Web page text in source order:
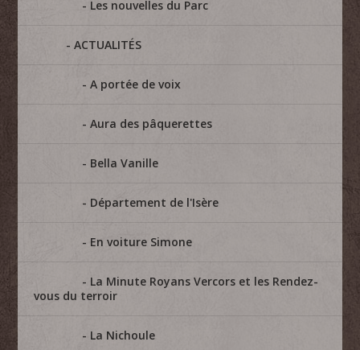
Les nouvelles du Parc
ACTUALITÉS
A portée de voix
Aura des pâquerettes
Bella Vanille
Département de l'Isère
En voiture Simone
La Minute Royans Vercors et les Rendez-
vous du terroir
La Nichoule